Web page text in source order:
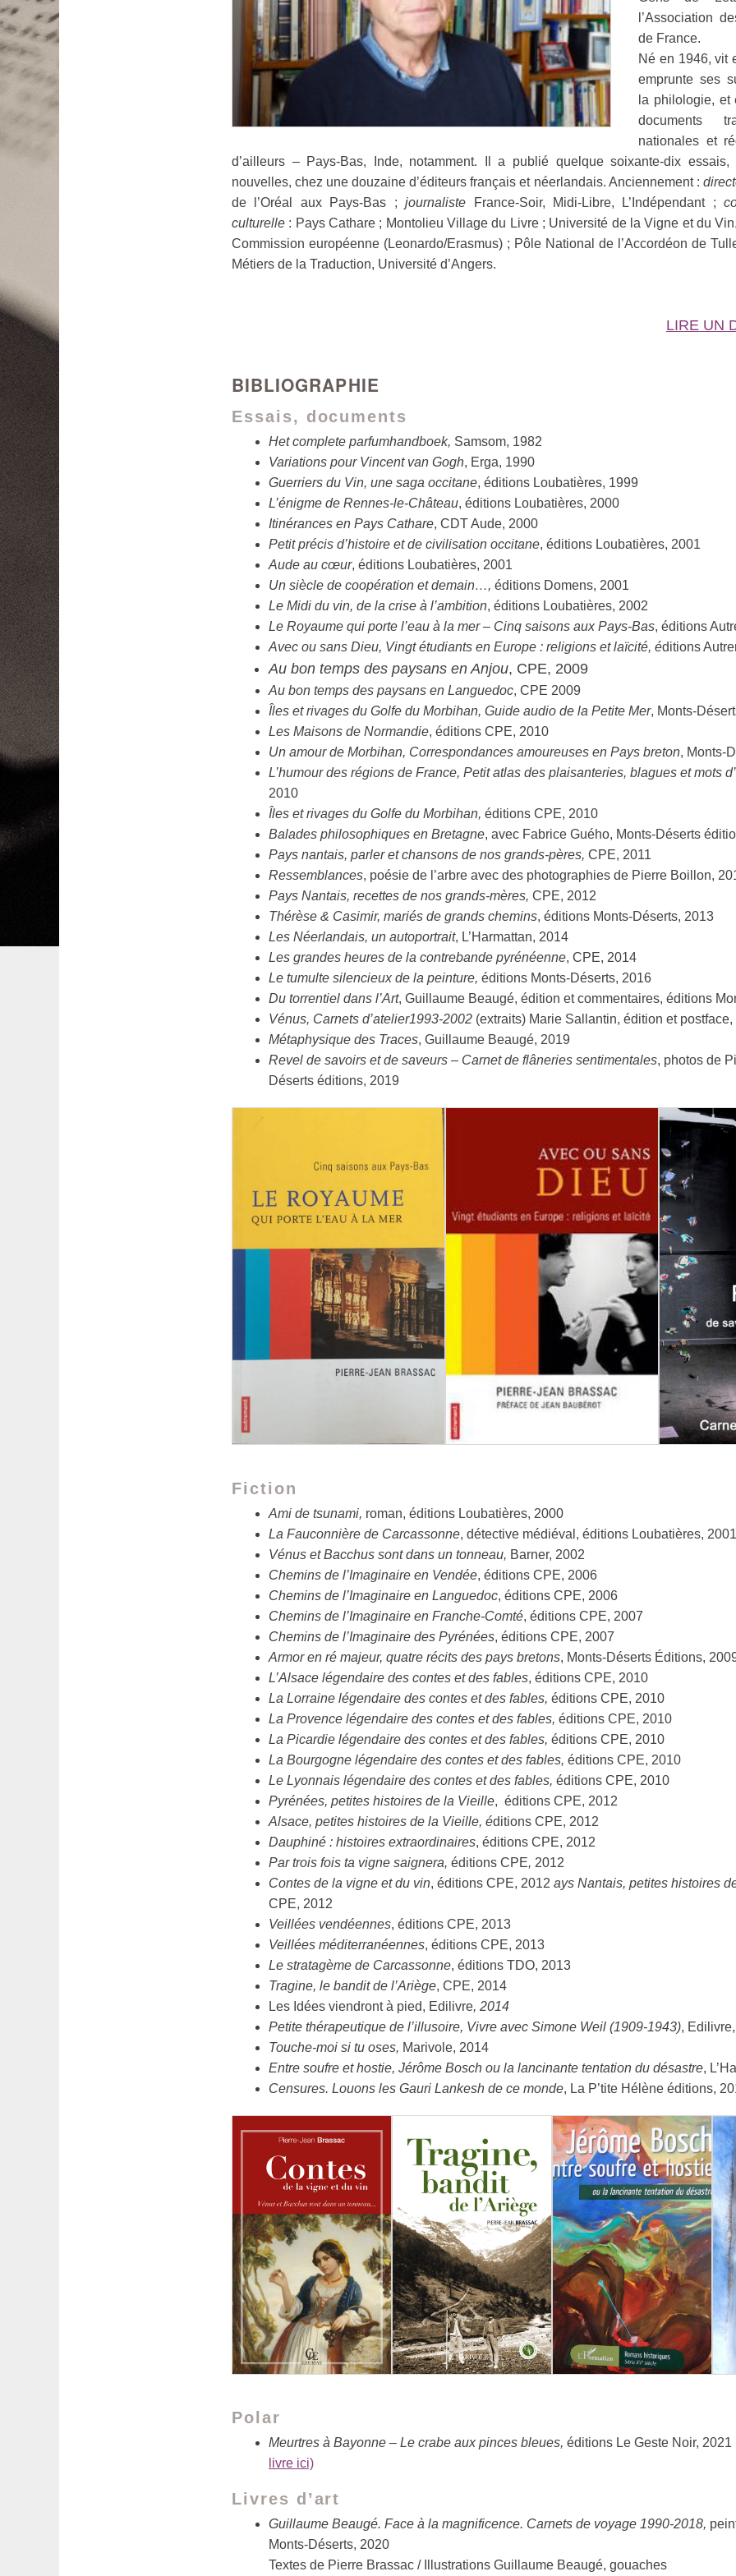
l’Association
de France.
Né en 1946, vit
emprunte ses
la philologie, et
documents
nationales et
d’ailleurs – Pays-Bas, Inde, notamment. Il a publié quelque soixante-dix
nouvelles, chez une douzaine d’éditeurs français et néerlandais. Anciennement :
de l’Oréal aux Pays-Bas ;journaliste France-Soir, Midi-Libre, L’Indépendant ;
culturelle : Pays Cathare ; Montolieu Village du Livre ; Université de la Vigne et du
Commission européenne (Leonardo/Erasmus) ; Pôle National de l’Accordéon de
Métiers de la Traduction, Université d’Angers.
LIRE UN
BIBLIOGRAPHIE
Essais, documents
Het complete parfumhandboek, Samsom, 1982
Variations pour Vincent van Gogh, Erga, 1990
Guerriers du Vin, une saga occitane, éditions Loubatières, 1999
L’énigme de Rennes-le-Château, éditions Loubatières, 2000
Itinérances en Pays Cathare, CDT Aude, 2000
Petit précis d’histoire et de civilisation occitane, éditions Loubatières, 2001
Aude au cœur, éditions Loubatières, 2001
Un siècle de coopération et demain…, éditions Domens, 2001
Le Midi du vin, de la crise à l’ambition, éditions Loubatières, 2002
Le Royaume qui porte l’eau à la mer– Cinq saisons aux Pays-Bas, éditions
Avec ou sans Dieu, Vingt étudiants en Europe : religions et laïcité, éditions
Au bon temps des paysans en Anjou, CPE, 2009
Au bon temps des paysans en Languedoc, CPE 2009
Îles et rivages du Golfe du Morbihan, Guide audio de la Petite Mer, Monts-
Les Maisons de Normandie, éditions CPE, 2010
Un amour de Morbihan, Correspondances amoureuses en Pays breton, Monts-
L’humour des régions de France, Petit atlas des plaisanteries, blagues et mots
2010
Îles et rivages du Golfe du Morbihan, éditions CPE, 2010
Balades philosophiques en Bretagne, avec Fabrice Guého, Monts-Déserts
Pays nantais, parler et chansons de nos grands-pères, CPE, 2011
Ressemblances, poésie de l’arbre avec des photographies de Pierre Boillon,
Pays Nantais, recettes de nos grands-mères, CPE, 2012
Thérèse & Casimir, mariés de grands chemins, éditions Monts-Déserts, 2013
Les Néerlandais, un autoportrait, L’Harmattan, 2014
Les grandes heures de la contrebande pyrénéenne, CPE, 2014
Le tumulte silencieux de la peinture, éditions Monts-Déserts, 2016
Du torrentiel dans l’Art, Guillaume Beaugé, édition et commentaires, éditions
Vénus, Carnets d’atelier1993-2002 (extraits) Marie Sallantin, édition et postface,
Métaphysique des Traces, Guillaume Beaugé, 2019
Revel de savoirs et de saveurs – Carnet de flâneries sentimentales, photos de
Déserts éditions, 2019
Fiction
Ami de tsunami, roman, éditions Loubatières, 2000
La Fauconnière de Carcassonne, détective médiéval, éditions Loubatières, 2001
Vénus et Bacchus sont dans un tonneau, Barner, 2002
Chemins de l’Imaginaire en Vendée, éditions CPE, 2006
Chemins de l’Imaginaire en Languedoc, éditions CPE, 2006
Chemins de l’Imaginaire en Franche-Comté, éditions CPE, 2007
Chemins de l’Imaginaire des Pyrénées, éditions CPE, 2007
Armor en ré majeur, quatre récits des pays bretons, Monts-Déserts Éditions,
L’Alsace légendaire des contes et des fables, éditions CPE, 2010
La Lorraine légendaire des contes et des fables, éditions CPE, 2010
La Provence légendaire des contes et des fables, éditions CPE, 2010
La Picardie légendaire des contes et des fables, éditions CPE, 2010
La Bourgogne légendaire des contes et des fables, éditions CPE, 2010
Le Lyonnais légendaire des contes et des fables, éditions CPE, 2010
Pyrénées, petites histoires de la Vieille, éditions CPE, 2012
Alsace, petites histoires de la Vieille, éditions CPE, 2012
Dauphiné : histoires extraordinaires, éditions CPE, 2012
Par trois fois ta vigne saignera, éditions CPE, 2012
Contes de la vigne et du vin, éditions CPE, 2012 ays Nantais, petites histoires
CPE, 2012
Veillées vendéennes, éditions CPE, 2013
Veillées méditerranéennes, éditions CPE, 2013
Le stratagème de Carcassonne, éditions TDO, 2013
Tragine, le bandit de l’Ariège, CPE, 2014
Les Idées viendront à pied, Edilivre, 2014
Petite thérapeutique de l’illusoire, Vivre avec Simone Weil (1909-1943),
Touche-moi si tu oses, Marivole, 2014
Entre soufre et hostie, Jérôme Bosch ou la lancinante tentation du désastre,
Censures. Louons les Gauri Lankesh de ce monde, La P’tite Hélène éditions,
Polar
Meurtres à Bayonne – Le crabe aux pinces bleues, éditions Le Geste Noir, 2021
livre ici)
Livres d’art
Guillaume Beaugé. Face à la magnificence. Carnets de voyage 1990-2018,
Monts-Déserts, 2020
Textes de Pierre Brassac / Illustrations Guillaume Beaugé, gouaches